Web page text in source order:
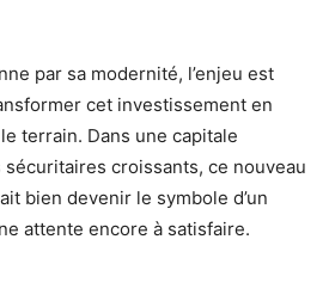
par sa modernité, l’enjeu est
cet investissement en
terrain. Dans une capitale
croissants, ce nouveau
bien devenir le symbole d’un
attente encore à satisfaire.